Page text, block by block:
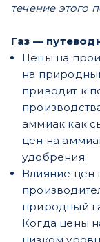
течение этого
Газ —
Цены на
на
приводит к
аммиак как
цен на
удобрения.
Влияние цен
природный
Когда цены